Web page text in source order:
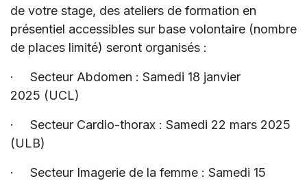
de votre stage, des ateliers de formation en
présentiel accessibles sur base volontaire (nombre
de places limité) seront organisés :
·
Secteur Abdomen : Samedi 18 janvier
2025 (UCL)
·
Secteur Cardio-thorax : Samedi 22 mars 2025
(ULB)
·
Secteur Imagerie de la femme : Samedi 15